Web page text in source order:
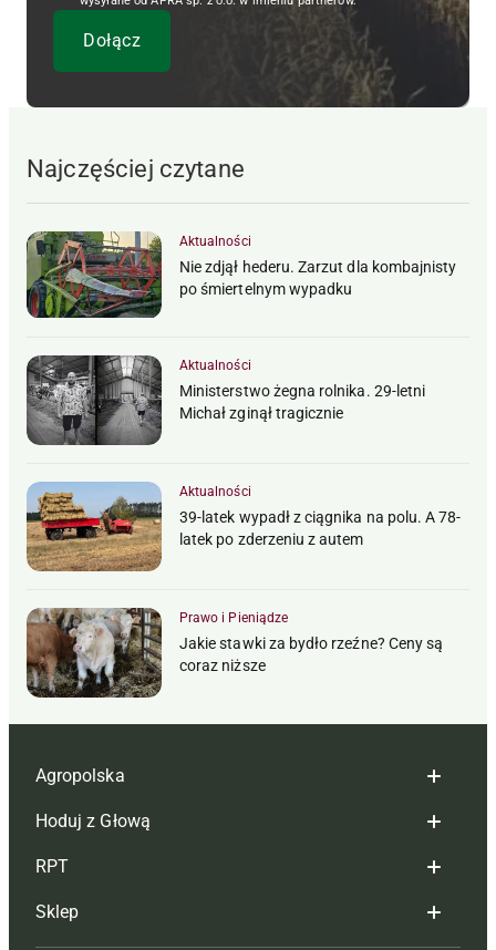
Najczęściej czytane
Aktualności
Nie zdjął hederu. Zarzut dla kombajnisty
po śmiertelnym wypadku
Aktualności
Ministerstwo żegna rolnika. 29-letni
Michał zginął tragicznie
Aktualności
39-latek wypadł z ciągnika na polu. A 78-
latek po zderzeniu z autem
Prawo i Pieniądze
Jakie stawki za bydło rzeźne? Ceny są
coraz niższe
Agropolska
Redakcja
Reklama
Tagi
Hoduj z Głową
Hoduj z głową bydło
Hoduj z głową świnie
RPT
Redakcja
Sklep